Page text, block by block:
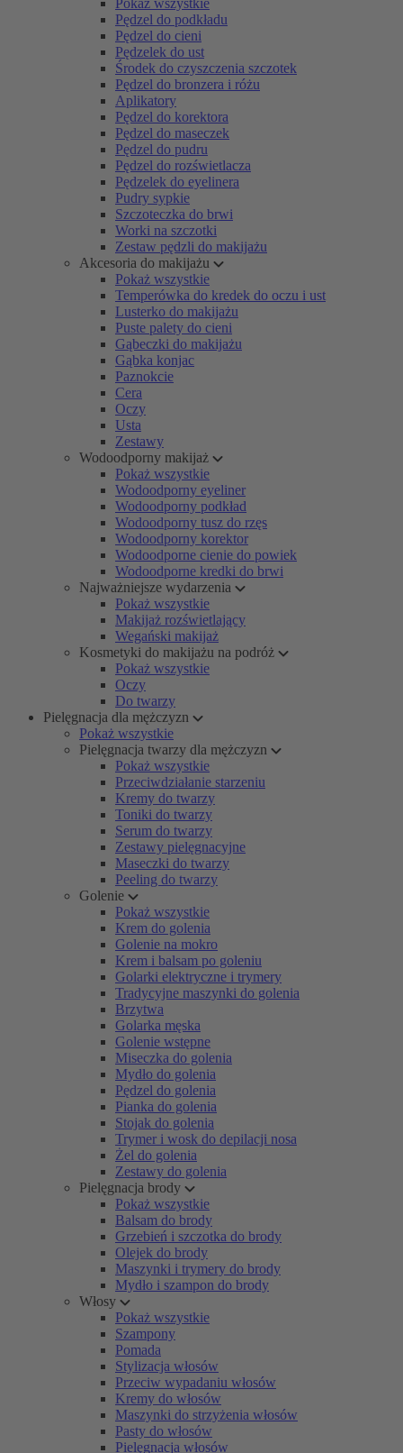
Pokaż wszystkie
Pędzel do podkładu
Pędzel do cieni
Pędzelek do ust
Środek do czyszczenia szczotek
Pędzel do bronzera i różu
Aplikatory
Pędzel do korektora
Pędzel do maseczek
Pędzel do pudru
Pędzel do rozświetlacza
Pędzelek do eyelinera
Pudry sypkie
Szczoteczka do brwi
Worki na szczotki
Zestaw pędzli do makijażu
Akcesoria do makijażu
Pokaż wszystkie
Temperówka do kredek do oczu i ust
Lusterko do makijażu
Puste palety do cieni
Gąbeczki do makijażu
Gąbka konjac
Paznokcie
Cera
Oczy
Usta
Zestawy
Wodoodporny makijaż
Pokaż wszystkie
Wodoodporny eyeliner
Wodoodporny podkład
Wodoodporny tusz do rzęs
Wodoodporny korektor
Wodoodporne cienie do powiek
Wodoodporne kredki do brwi
Najważniejsze wydarzenia
Pokaż wszystkie
Makijaż rozświetlający
Wegański makijaż
Kosmetyki do makijażu na podróż
Pokaż wszystkie
Oczy
Do twarzy
Pielęgnacja dla mężczyzn
Pokaż wszystkie
Pielęgnacja twarzy dla mężczyzn
Pokaż wszystkie
Przeciwdziałanie starzeniu
Kremy do twarzy
Toniki do twarzy
Serum do twarzy
Zestawy pielęgnacyjne
Maseczki do twarzy
Peeling do twarzy
Golenie
Pokaż wszystkie
Krem do golenia
Golenie na mokro
Krem i balsam po goleniu
Golarki elektryczne i trymery
Tradycyjne maszynki do golenia
Brzytwa
Golarka męska
Golenie wstępne
Miseczka do golenia
Mydło do golenia
Pędzel do golenia
Pianka do golenia
Stojak do golenia
Trymer i wosk do depilacji nosa
Żel do golenia
Zestawy do golenia
Pielęgnacja brody
Pokaż wszystkie
Balsam do brody
Grzebień i szczotka do brody
Olejek do brody
Maszynki i trymery do brody
Mydło i szampon do brody
Włosy
Pokaż wszystkie
Szampony
Pomada
Stylizacja włosów
Przeciw wypadaniu włosów
Kremy do włosów
Maszynki do strzyżenia włosów
Pasty do włosów
Pielęgnacja włosów